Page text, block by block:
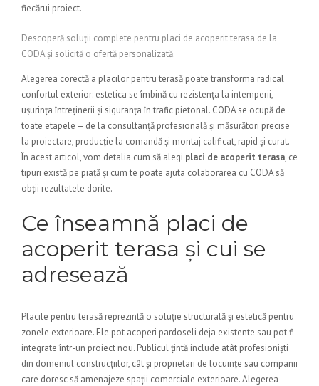
fiecărui proiect.
Descoperă soluții complete pentru placi de acoperit terasa de la
CODA și solicită o ofertă personalizată.
Alegerea corectă a placilor pentru terasă poate transforma radical
confortul exterior: estetica se îmbină cu rezistența la intemperii,
ușurința întreținerii și siguranța în trafic pietonal. CODA se ocupă de
toate etapele – de la consultanță profesională și măsurători precise
la proiectare, producție la comandă și montaj calificat, rapid și curat.
În acest articol, vom detalia cum să alegi placi de acoperit terasa, ce
tipuri există pe piață și cum te poate ajuta colaborarea cu CODA să
obții rezultatele dorite.
Ce înseamnă placi de
acoperit terasa și cui se
adresează
Placile pentru terasă reprezintă o soluție structurală și estetică pentru
zonele exterioare. Ele pot acoperi pardoseli deja existente sau pot fi
integrate într-un proiect nou. Publicul țintă include atât profesioniști
din domeniul construcțiilor, cât și proprietari de locuințe sau companii
care doresc să amenajeze spații comerciale exterioare. Alegerea